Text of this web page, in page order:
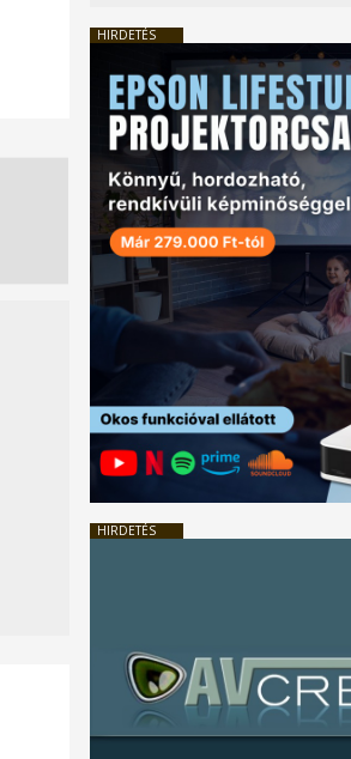
HIRDETÉS
HIRDETÉS